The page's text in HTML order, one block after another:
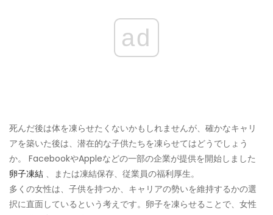
ad
死んだ後は体を凍らせたくないかもしれませんが、確かなキャリ
アを築いた後は、潜在的な子供たちを凍らせてはどうでしょう
か。 FacebookやAppleなどの一部の企業が提供を開始しました
卵子凍結 、または凍結保存、従業員の福利厚生。
多くの女性は、子供を持つか、キャリアの勢いを維持するかの選
択に直面しているという考えです。卵子を凍らせることで、女性